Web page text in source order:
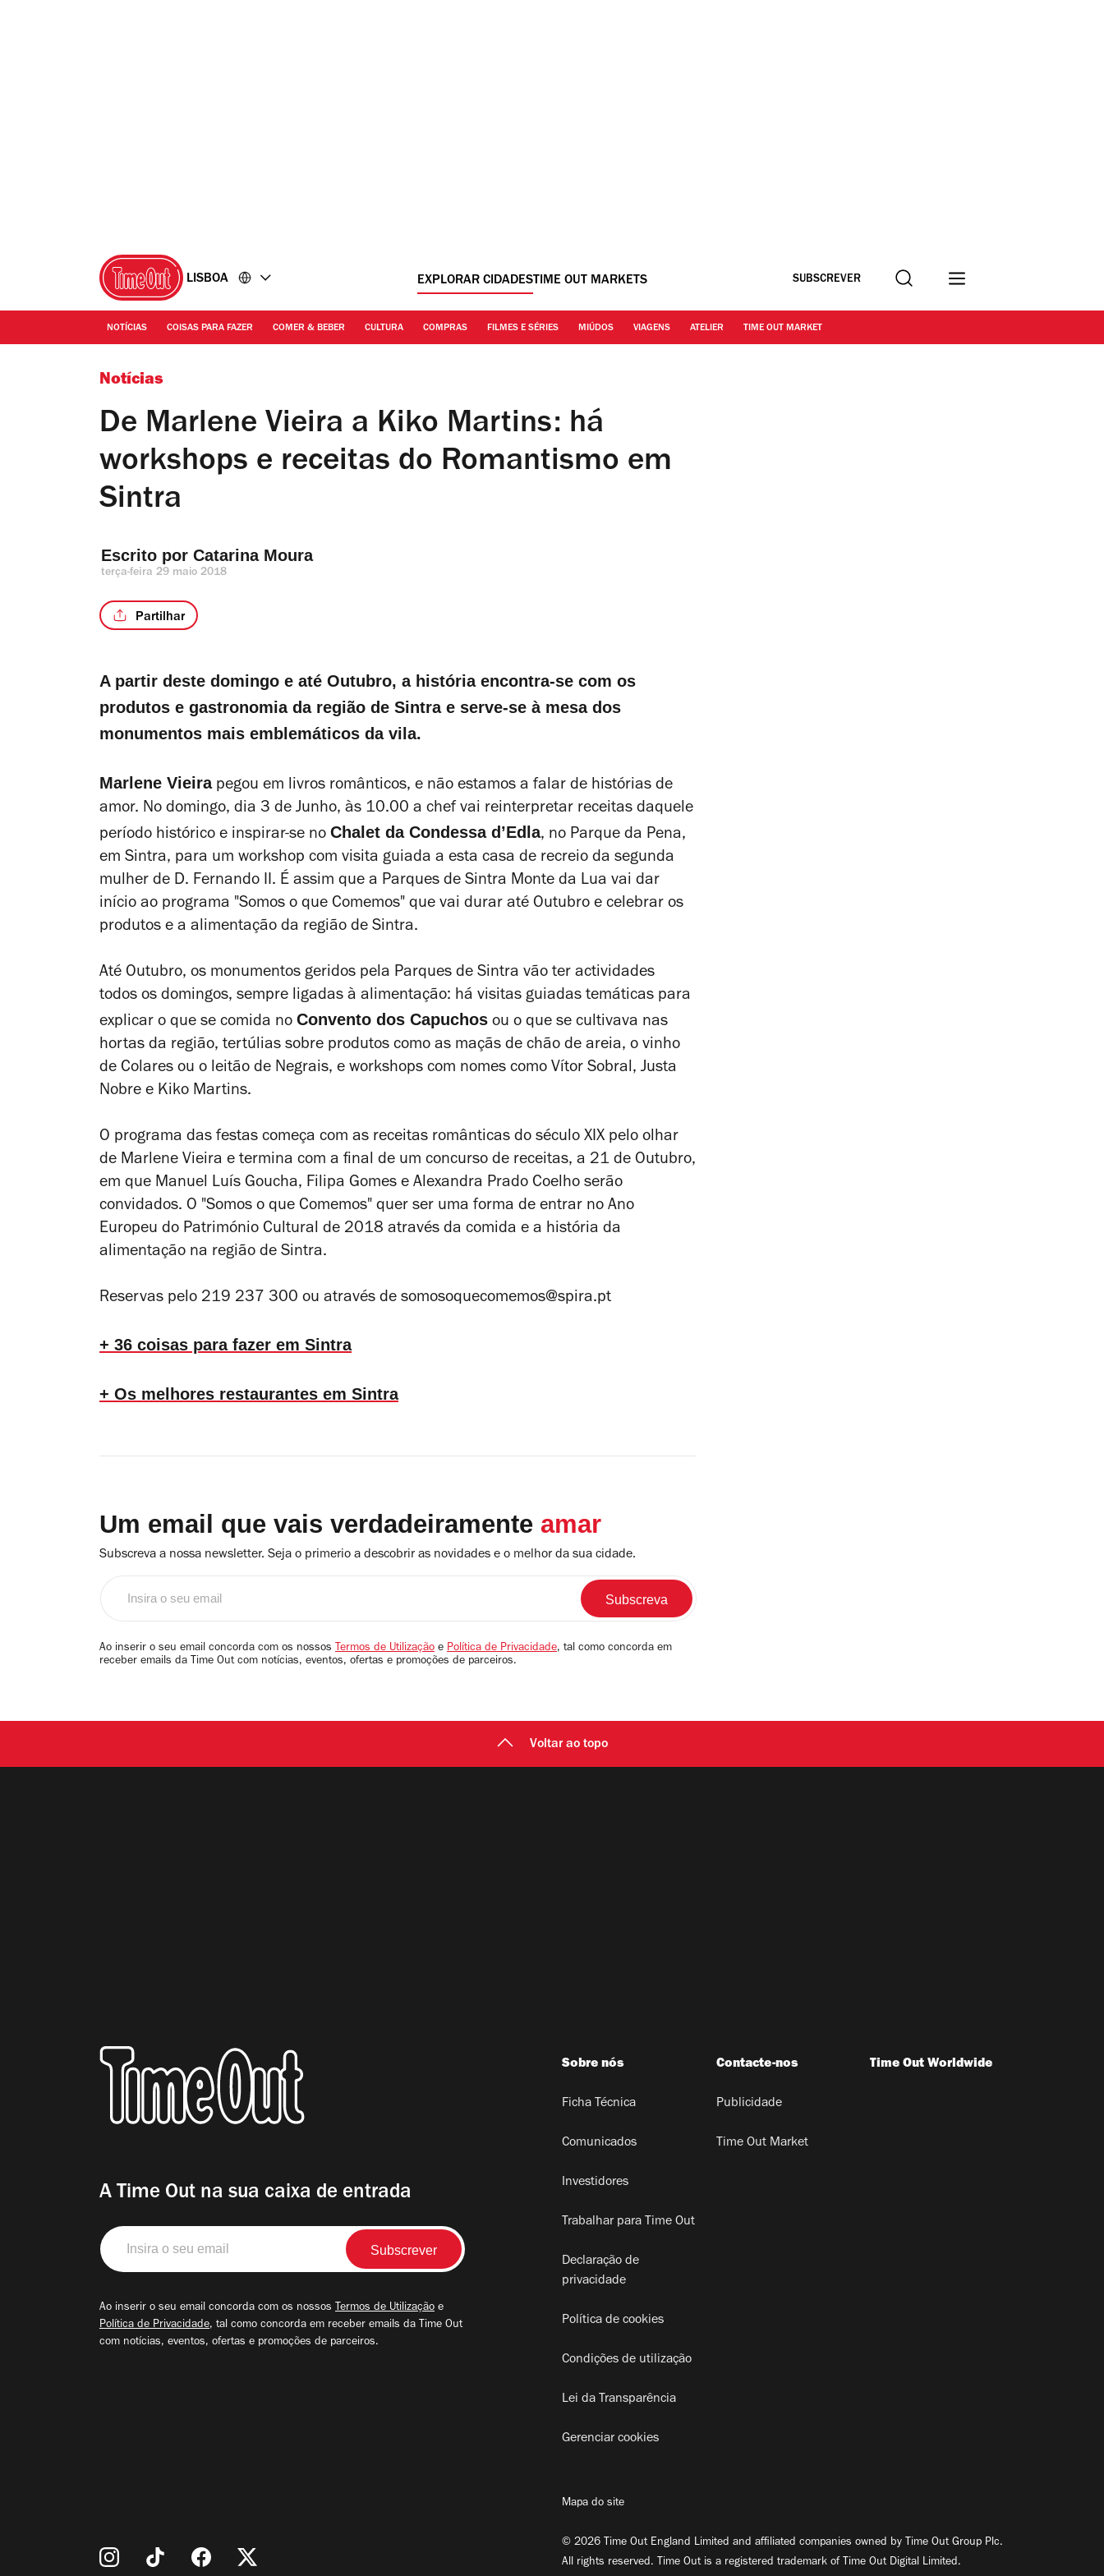
LISBOA EXPLORAR CIDADESTIME OUT MARKETS SUBSCREVER Procurar
NOTÍCIAS COISAS PARA FAZER COMER & BEBER CULTURA COMPRAS FILMES E SÉRIES MIÚDOS VIAGENS ATELIER TIME OUT MARKET
Notícias
De Marlene Vieira a Kiko Martins: há
workshops e receitas do Romantismo em
Sintra
Escrito por Catarina Moura
terça-feira 29 maio 2018
Partilhar
A partir deste domingo e até Outubro, a história encontra-se com os
produtos e gastronomia da região de Sintra e serve-se à mesa dos
monumentos mais emblemáticos da vila.
Marlene Vieirapegou em livros românticos, e não estamos a falar de histórias de
amor. No domingo, dia 3 de Junho, às 10.00 a chef vai reinterpretar receitas daquele
período histórico e inspirar-se no Chalet da Condessa d’Edla, no Parque da Pena,
em Sintra, para um workshop com visita guiada a esta casa de recreio da segunda
mulher de D. Fernando II. É assim que a Parques de Sintra Monte da Lua vai dar
início ao programa "Somos o que Comemos" que vai durar até Outubro e celebrar os
produtos e a alimentação da região de Sintra.
Até Outubro, os monumentos geridos pela Parques de Sintra vão ter actividades
todos os domingos, sempre ligadas à alimentação: há visitas guiadas temáticas para
explicar o que se comida no Convento dos Capuchos ou o que se cultivava nas
hortas da região, tertúlias sobre produtos como as maçãs de chão de areia, o vinho
de Colares ou o leitão de Negrais, e workshops com nomes como Vítor Sobral, Justa
Nobre e Kiko Martins.
O programa das festas começa com as receitas românticas do século XIX pelo olhar
de Marlene Vieira e termina com a final de um concurso de receitas, a 21 de Outubro,
em que Manuel Luís Goucha, Filipa Gomes e Alexandra Prado Coelho serão
convidados. O "Somos o que Comemos" quer ser uma forma de entrar no Ano
Europeu do Património Cultural de 2018 através da comida e a história da
alimentação na região de Sintra.
Reservas pelo 219 237 300 ou através de somosoquecomemos@spira.pt
+ 36 coisas para fazer em Sintra
+ Os melhores restaurantes em Sintra
Um email que vais verdadeiramente amar
Subscreva a nossa newsletter. Seja o primerio a descobrir as novidades e o melhor da sua cidade.
email
Ao inserir o seu email concorda com os nossos Termos de Utilização e Política de Privacidade, tal como concorda em
receber emails da Time Out com notícias, eventos, ofertas e promoções de parceiros.
Voltar ao topo
A Time Out na sua caixa de entrada
Insira
o
seu
Ao inserir o seu email concorda com os nossos Termos de Utilização e
Política de Privacidade, tal como concorda em receber emails da Time Out
com notícias, eventos, ofertas e promoções de parceiros.
Sobre nós
Ficha Técnica
Comunicados
Investidores
Trabalhar para Time Out
Declaração de
privacidade
Política de cookies
Condições de utilização
Lei da Transparência
Gerenciar cookies
Contacte-nos
Publicidade
Time Out Market
Time Out Worldwide
Mapa do site
© 2026 Time Out England Limited and affiliated companies owned by Time Out Group Plc.
All rights reserved. Time Out is a registered trademark of Time Out Digital Limited.